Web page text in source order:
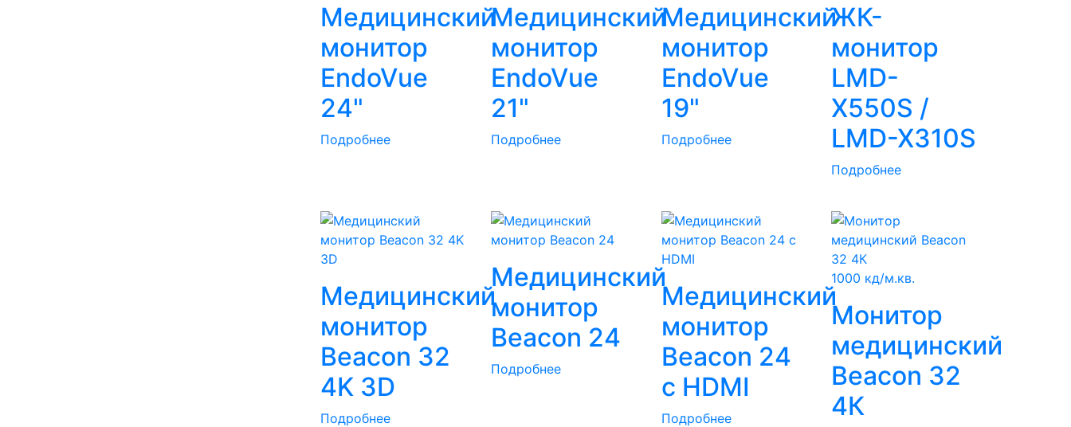
Медицинский
монитор
EndoVue
24"
Подробнее
Медицинский
монитор
EndoVue
21"
Подробнее
Медицинский
монитор
EndoVue
19"
Подробнее
ЖК-
монитор
LMD-
X550S /
LMD-X310S
Подробнее
Медицинский
монитор
Beacon 32
4K 3D
Подробнее
Медицинский
монитор
Beacon 24
Подробнее
Медицинский
монитор
Beacon 24
с HDMI
Подробнее
1000 кд/м.кв.
Монитор
медицинский
Beacon 32
4К